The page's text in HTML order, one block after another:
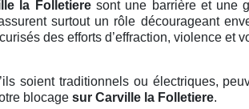
la Folletieresont une barrière et une
surtout un rôle décourageant
des efforts d’effraction, violence et
soient traditionnels ou électriques,
blocage sur Carville la Folletiere.